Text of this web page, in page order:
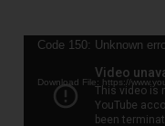
Video
Code 150: Unknown
Download File: https://